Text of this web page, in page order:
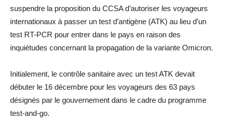
suspendre la proposition du CCSA d’autoriser les voyageurs
internationaux à passer un test d’antigène (ATK) au lieu d’un
test RT-PCR pour entrer dans le pays en raison des
inquiétudes concernant la propagation de la variante Omicron.
Initialement, le contrôle sanitaire avec un test ATK devait
débuter le 16 décembre pour les voyageurs des 63 pays
désignés par le gouvernement dans le cadre du programme
test-and-go.